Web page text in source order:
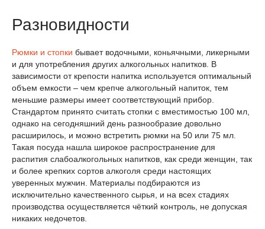
Разновидности
Рюмки и стопки бывает водочными, коньячными, ликерными
и для употребления других алкогольных напитков. В
зависимости от крепости напитка используется оптимальный
объем емкости – чем крепче алкогольный напиток, тем
меньшие размеры имеет соответствующий прибор.
Стандартом принято считать стопки с вместимостью 100 мл,
однако на сегодняшний день разнообразие довольно
расширилось, и можно встретить рюмки на 50 или 75 мл.
Такая посуда нашла широкое распространение для
распития слабоалкогольных напитков, как среди женщин, так
и более крепких сортов алкоголя среди настоящих
уверенных мужчин. Материалы подбираются из
исключительно качественного сырья, и на всех стадиях
производства осуществляется чёткий контроль, не допуская
никаких недочетов.